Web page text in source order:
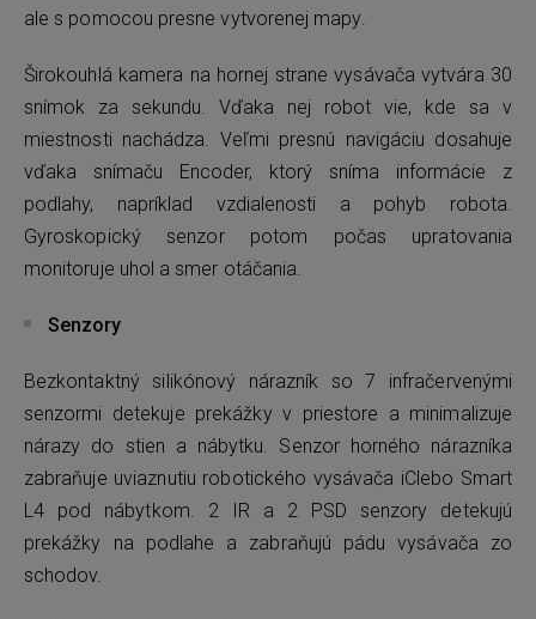
ale s pomocou presne vytvorenej mapy.
Širokouhlá kamera na hornej strane vysávača vytvára 30
snímok za sekundu. Vďaka nej robot vie, kde sa v
miestnosti nachádza. Veľmi presnú navigáciu dosahuje
vďaka snímaču Encoder, ktorý sníma informácie z
podlahy, napríklad vzdialenosti a pohyb robota.
Gyroskopický senzor potom počas upratovania
monitoruje uhol a smer otáčania.
Senzory
Bezkontaktný silikónový nárazník so 7 infračervenými
senzormi detekuje prekážky v priestore a minimalizuje
nárazy do stien a nábytku. Senzor horného nárazníka
zabraňuje uviaznutiu robotického vysávača iClebo Smart
L4 pod nábytkom. 2 IR a 2 PSD senzory detekujú
prekážky na podlahe a zabraňujú pádu vysávača zo
schodov.